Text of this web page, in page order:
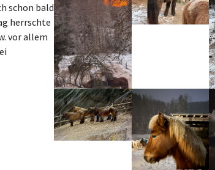
Show larger versionShow larger version
schon bald
herrschte
vor allem